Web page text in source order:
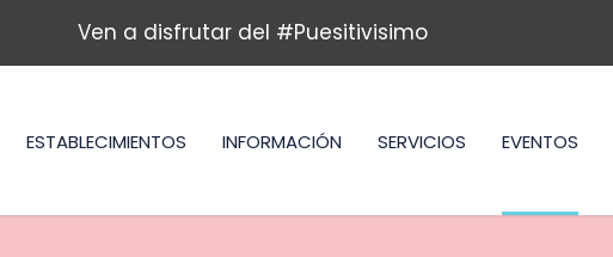
Ven a disfrutar del #Puesitivisimo
ESTABLECIMIENTOS INFORMACIÓN SERVICIOS EVENTOS